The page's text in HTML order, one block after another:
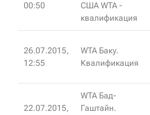
00:50
США WTA -
квалификация
26.07.2015,
12:55
WTA Баку.
Квалификация
22.07.2015,
WTA Бад-
Гаштайн.